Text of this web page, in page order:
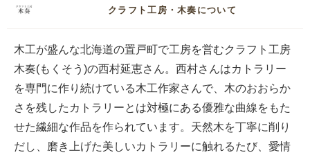
クラフト工房・木奏について
木工が盛んな北海道の置戸町で工房を営むクラフト工房
木奏(もくそう)の西村延恵さん。西村さんはカトラリー
を専門に作り続けている木工作家さんで、木のおおらか
さを残したカトラリーとは対極にある優雅な曲線をもた
せた繊細な作品を作られています。天然木を丁寧に削り
だし、磨き上げた美しいカトラリーに触れるたび、愛情